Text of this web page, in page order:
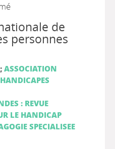
de
personnes
ASSOCIATION
: REVUE
LE HANDICAP
SPECIALISEE